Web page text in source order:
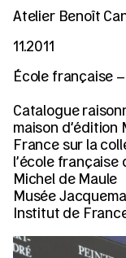
Atelier Benoît
11.2011
École française
Catalogue
maison d’édition
France sur la
l’école française
Michel de Maule
Musée
Institut de